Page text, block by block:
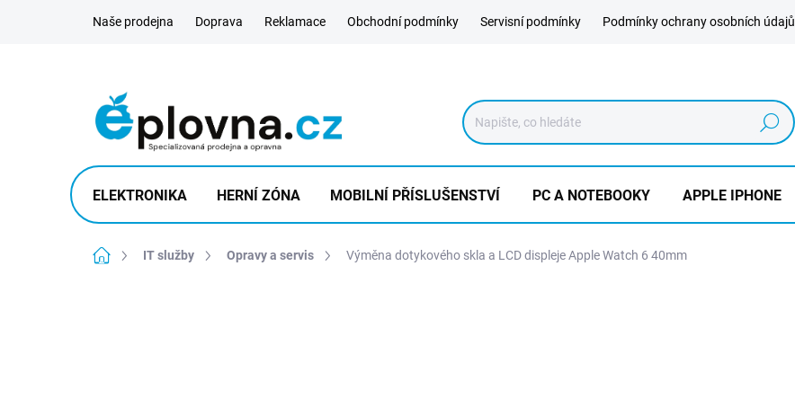
Naše prodejna Doprava Reklamace Obchodní podmínky Servisní podmínky Podmínky ochrany osobních údajů
Hledat
ELEKTRONIKA HERNÍ ZÓNA MOBILNÍ PŘÍSLUŠENSTVÍ PC A NOTEBOOKY APPLE IPHONE
Domů IT služby Opravy a servis Výměna dotykového skla a LCD displeje Apple Watch 6 40mm